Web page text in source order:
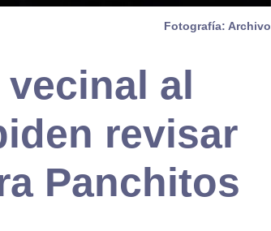
Fotografía: Archivo
al
revisar
Panchitos